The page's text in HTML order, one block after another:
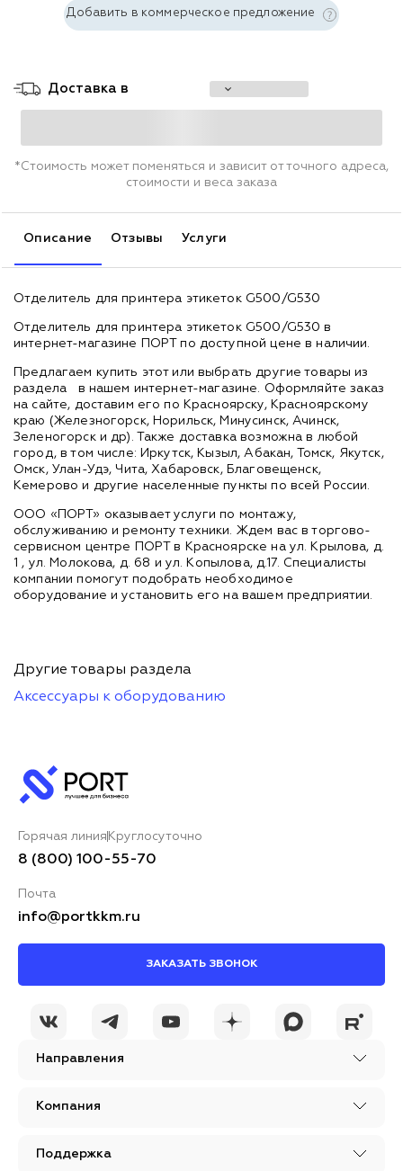
Добавить в коммерческое предложение
Доставка в
*Стоимость может поменяться и зависит от точного адреса,
стоимости и веса заказа
Описание Отзывы Услуги
Отделитель для принтера этикеток G500/G530
Отделитель для принтера этикеток G500/G530 в
интернет-магазине ПОРТ по доступной цене в наличии.
Предлагаем купить этот или выбрать другие товары из
раздела
в нашем интернет-магазине. Оформляйте заказ
на сайте, доставим его по Красноярску, Красноярскому
краю (Железногорск, Норильск, Минусинск, Ачинск,
Зеленогорск и др). Также доставка возможна в любой
город, в том числе: Иркутск, Кызыл, Абакан, Томск, Якутск,
Омск, Улан-Удэ, Чита, Хабаровск, Благовещенск,
Кемерово и другие населенные пункты по всей России.
ООО «ПОРТ» оказывает услуги по монтажу,
обслуживанию и ремонту техники. Ждем вас в торгово-
сервисном центре ПОРТ в Красноярске на ул. Крылова, д.
1 , ул. Молокова, д. 68 и ул. Копылова, д.17. Специалисты
компании помогут подобрать необходимое
оборудование и установить его на вашем предприятии.
Другие товары раздела
Аксессуары к оборудованию
Направления
Компания
Поддержка
Горячая линия Круглосуточно
8 (800) 100-55-70
Почта
info@portkkm.ru
ЗАКАЗАТЬ ЗВОНОК